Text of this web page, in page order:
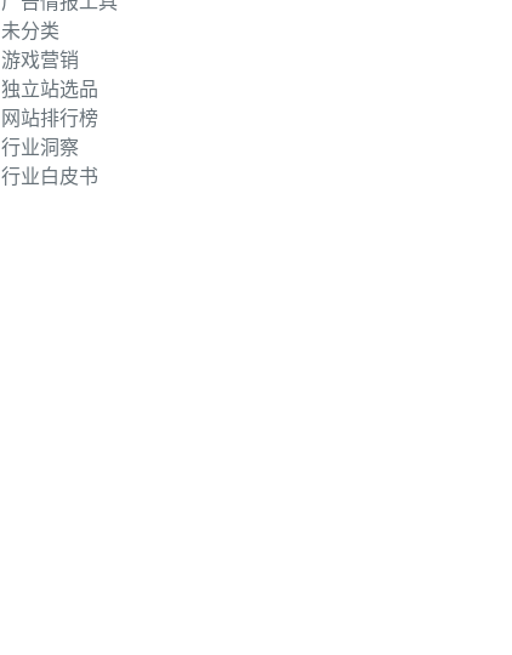
未分类
游戏营销
独立站选品
网站排行榜
行业洞察
行业白皮书